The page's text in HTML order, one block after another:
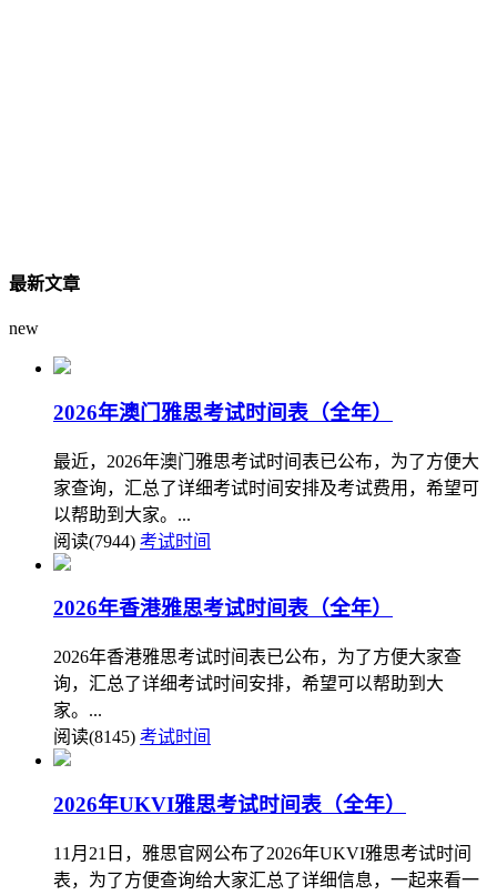
最新文章
new
2026年澳门雅思考试时间表（全年）
最近，2026年澳门雅思考试时间表已公布，为了方便大
家查询，汇总了详细考试时间安排及考试费用，希望可
以帮助到大家。...
阅读(7944) 考试时间
2026年香港雅思考试时间表（全年）
2026年香港雅思考试时间表已公布，为了方便大家查
询，汇总了详细考试时间安排，希望可以帮助到大
家。...
阅读(8145) 考试时间
2026年UKVI雅思考试时间表（全年）
11月21日，雅思官网公布了2026年UKVI雅思考试时间
表，为了方便查询给大家汇总了详细信息，一起来看一